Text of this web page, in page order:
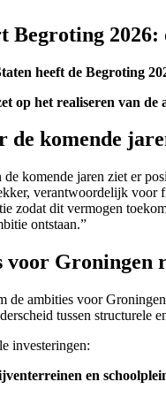
Begroting
heeft de Begroting
op het realiseren van
de komende
komende jaren ziet er
verantwoordelijk
zodat dit vermogen
ontstaan.”
voor Groningen
de ambities voor
tussen structurele
investeringen:
en